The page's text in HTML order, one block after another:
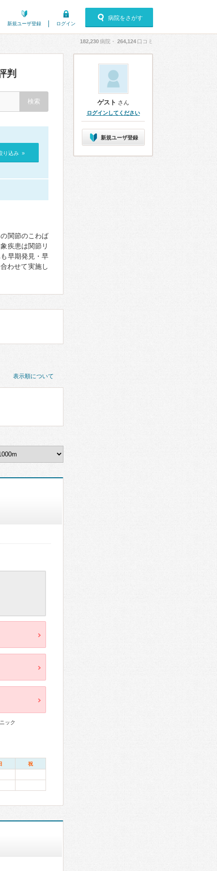
新規ユーザ登録 ログイン
病院をさがす
182,230病院・ 264,124 口コミ
判
り込み »
関節のこわば
疾患は関節リ
早期発見・早
わせて実施し
表示順について
ック
祝
ゲスト さん
ログインしてください
新規ユーザ登録